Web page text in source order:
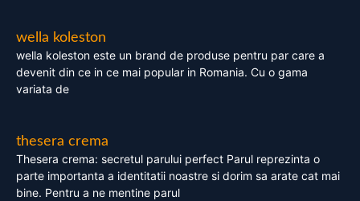
wella koleston
wella koleston este un brand de produse pentru par care a
devenit din ce in ce mai popular in Romania. Cu o gama
variata de
thesera crema
Thesera crema: secretul parului perfect Parul reprezinta o
parte importanta a identitatii noastre si dorim sa arate cat mai
bine. Pentru a ne mentine parul